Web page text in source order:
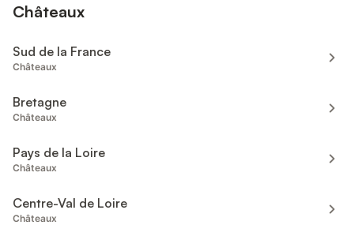
Châteaux
Sud de la France
Châteaux
Bretagne
Châteaux
Pays de la Loire
Châteaux
Centre-Val de Loire
Châteaux